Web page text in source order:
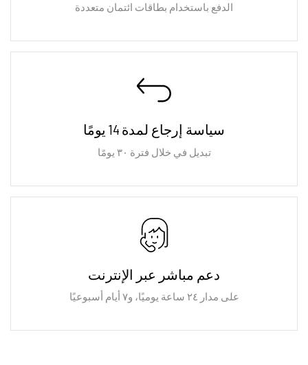
الدفع باستخدام بطاقات ائتمان متعددة
سياسة إرجاع لمدة 14 يومًا
تبديل في خلال فترة ٣٠ يومًا
دعم مباشر عبر الإنترنت
على مدار ٢٤ ساعة يوميًا، و٧ أيام أسبوعيًا